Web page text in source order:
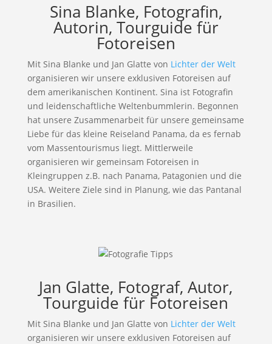
Sina Blanke, Fotografin,
Autorin, Tourguide für
Fotoreisen
Mit Sina Blanke und Jan Glatte von Lichter der Welt
organisieren wir unsere exklusiven Fotoreisen auf
dem amerikanischen Kontinent. Sina ist Fotografin
und leidenschaftliche Weltenbummlerin. Begonnen
hat unsere Zusammenarbeit für unsere gemeinsame
Liebe für das kleine Reiseland Panama, da es fernab
vom Massentourismus liegt. Mittlerweile
organisieren wir gemeinsam Fotoreisen in
Kleingruppen z.B. nach Panama, Patagonien und die
USA. Weitere Ziele sind in Planung, wie das Pantanal
in Brasilien.
Jan Glatte, Fotograf, Autor,
Tourguide für Fotoreisen
Mit Sina Blanke und Jan Glatte von Lichter der Welt
organisieren wir unsere exklusiven Fotoreisen auf